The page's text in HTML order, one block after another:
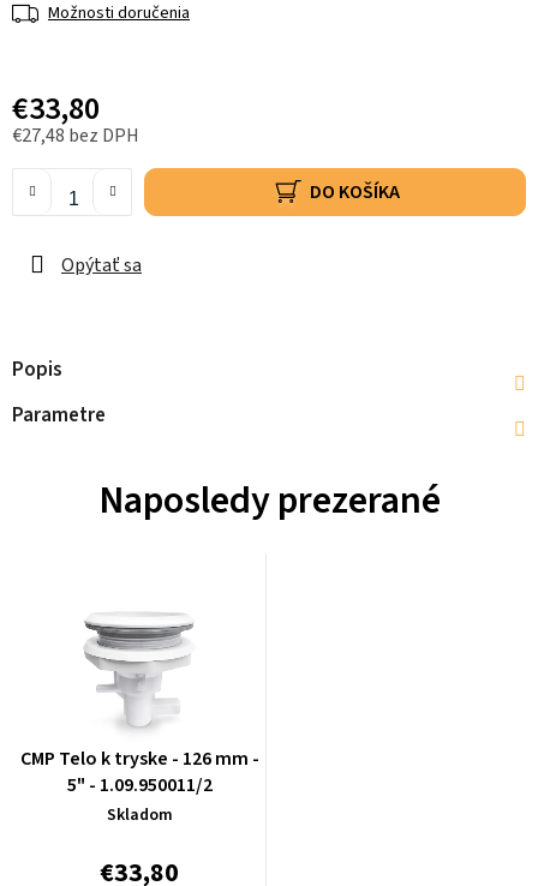
Možnosti doručenia
€33,80
€27,48 bez DPH
DO KOŠÍKA
Opýtať sa
Popis
Parametre
Naposledy prezerané
CMP Telo k tryske - 126 mm -
5" - 1.09.950011/2
Skladom
€33,80